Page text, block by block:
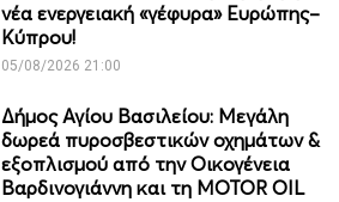
νέα ενεργειακή «γέφυρα» Ευρώπης–
Κύπρου!
05/08/2026 21:00
Δήμος Αγίου Βασιλείου: Μεγάλη
δωρεά πυροσβεστικών οχημάτων &
εξοπλισμού από την Οικογένεια
Βαρδινογιάννη και τη MOTOR OIL